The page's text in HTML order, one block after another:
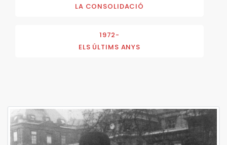
LA CONSOLIDACIÓ
1972-
ELS ÚLTIMS ANYS